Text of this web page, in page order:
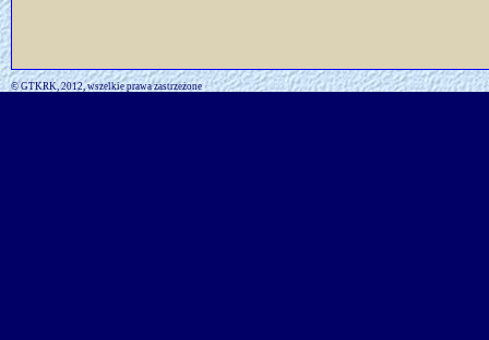
© GTKRK, 2012, wszelkie prawa zastrzeżone